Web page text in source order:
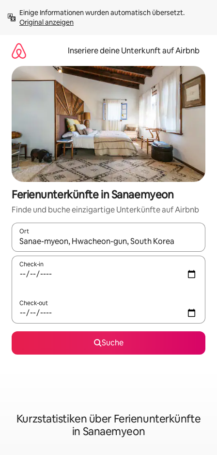
Inhalten
springenOriginal anzeigen
Inseriere deine Unterkunft auf Airbnb
Ferienunterkünfte in Sanaemyeon
Finde und buche einzigartige Unterkünfte auf Airbnb
Ort
Wenn Ergebnisse verfügbar sind, navigiere mit den
Check-in
Check-out
Suche
Kurzstatistiken über Ferienunterkünfte
in Sanaemyeon